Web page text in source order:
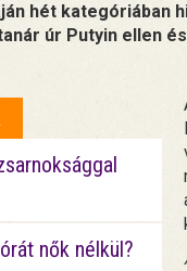
hét kategóriában
úr Putyin ellen
nők nélkül?